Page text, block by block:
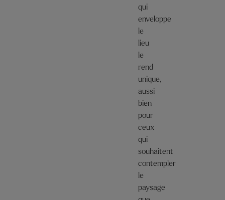
qui
enveloppe
le
lieu
le
rend
unique,
aussi
bien
pour
ceux
qui
souhaitent
contempler
le
paysage